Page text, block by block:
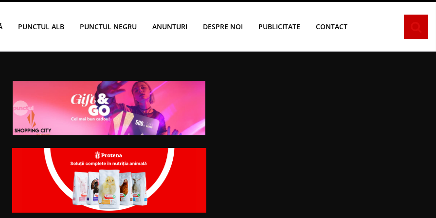
PUNCTUL ALB PUNCTUL NEGRU ANUNTURI DESPRE NOI PUBLICITATE CONTACT